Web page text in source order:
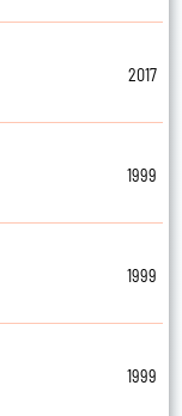
2017
1999
1999
1999